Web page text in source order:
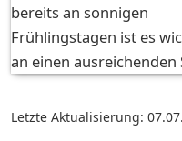
bereits an sonnigen
Frühlingstagen ist es
an einen
Letzte Aktualisierung: